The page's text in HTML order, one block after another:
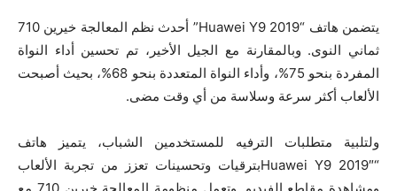
يتضمن هاتف “Huawei Y9 2019” أحدث نظم المعالجة خيرين 710
ثماني النوى. وبالمقارنة مع الجيل الأخير، تم تحسين أداء النواة
المفردة بنحو 75%، وأداء النواة المتعددة بنحو 68%، بحيث أصبحت
الألعاب أكثر سرعة وسلاسة من أي وقت مضى.
ولتلبية متطلبات الترفيه للمستخدمين الشباب، يتميز هاتف
“Huawei Y9 2019″بترقيات وتحسينات تعزز من تجربة الألعاب